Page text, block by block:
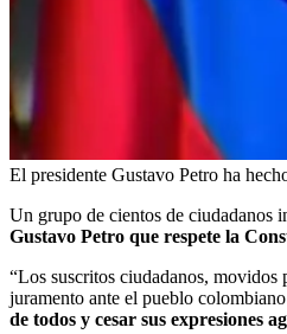
El presidente Gustavo Petro ha
Un grupo de cientos de ciudadanos
Gustavo Petro que respete la
“Los suscritos ciudadanos, movidos
juramento ante el pueblo
de todos y cesar sus expresiones